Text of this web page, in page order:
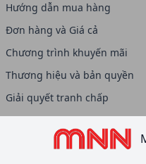
Hướng dẫn mua hàng
Đơn hàng và Giá cả
Chương trình khuyến mãi
Thương hiệu và bản quyền
Giải quyết tranh chấp